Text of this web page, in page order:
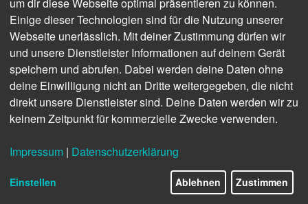
Einige dieser Technologien sind für die Nutzung unserer
Webseite unerlässlich. Mit deiner Zustimmung dürfen wir
und unsere Dienstleister Informationen auf deinem Gerät
speichern und abrufen. Dabei werden deine Daten ohne
deine Einwilligung nicht an Dritte weitergegeben, die nicht
direkt unsere Dienstleister sind. Deine Daten werden wir zu
keinem Zeitpunkt für kommerzielle Zwecke verwenden.
Impressum | Datenschutzerklärung
Einstellen Ablehnen Zustimmen